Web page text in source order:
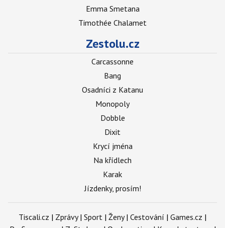
Emma Smetana
Timothée Chalamet
Zestolu.cz
Carcassonne
Bang
Osadníci z Katanu
Monopoly
Dobble
Dixit
Krycí jména
Na křídlech
Karak
Jízdenky, prosím!
Tiscali.cz | Zprávy| Sport | Ženy| Cestování | Games.cz |